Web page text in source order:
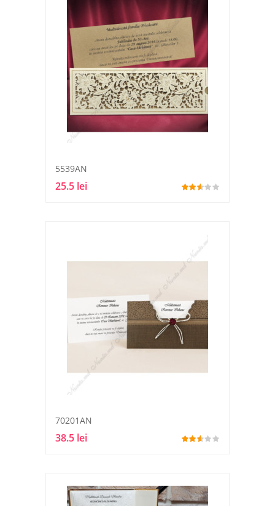
5539AN
25.5 lei
70201AN
38.5 lei